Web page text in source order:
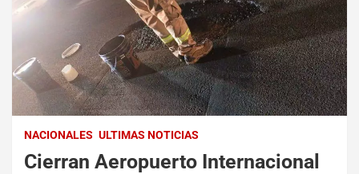
NACIONALES ULTIMAS NOTICIAS
Cierran Aeropuerto Internacional